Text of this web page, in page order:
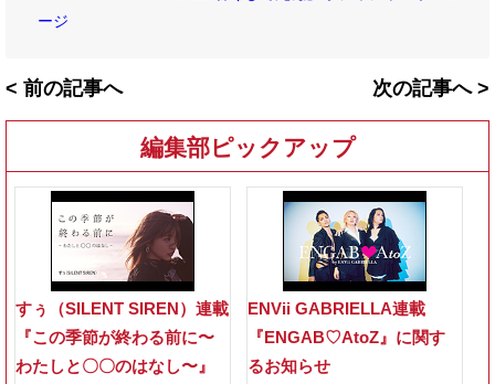
ージ
< 前の記事へ 次の記事へ >
編集部ピックアップ
すぅ（SILENT SIREN）連載
『この季節が終わる前に〜
わたしと〇〇のはなし〜』
ENVii GABRIELLA連載
『ENGAB♡AtoZ』に関す
るお知らせ